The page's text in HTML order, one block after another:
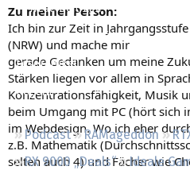
Neue Beiträge
Neueste Aktivitäten
Leserartikel
Regeln
Podcast RAMageddon
RX 9000 „Deals“
Ideale
Zu meiner Person:
Ich bin zur Zeit in
(NRW) und mache mir
gerade Gedanken um meine
Stärken liegen vor allem in
Konzentrationsfähigkeit, Musik
beim Umgang mit PC (hört sich
im Webdesign. Wo ich eher
z.B. Mathematik
selten auch 4) und Fächer wie